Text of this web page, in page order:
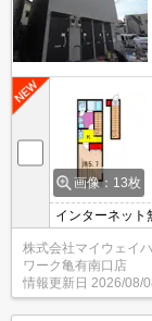
画像：13枚
インターネット
ム無料装備。
株式会社マイウェイ
ワーク亀有南口店
情報更新日 2026/08/